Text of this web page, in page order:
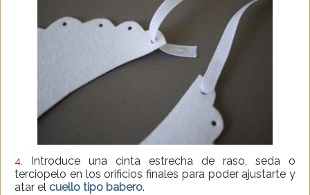
4.
Introduce una cinta estrecha de raso, seda o
terciopelo en los orificios finales para poder ajustarte y
atar el cuello tipo babero.